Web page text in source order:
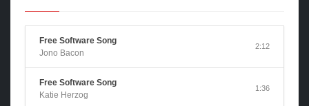
Free Software Song
Jono Bacon
2:12
Free Software Song
Katie Herzog
1:36